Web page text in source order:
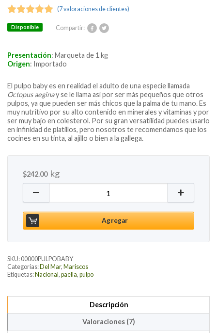
Compartir:
Valorado
5.00sobre
5 basado
en7
puntuaciones
(7valoraciones de clientes)
Disponible
Presentación: Marqueta de 1 kg
Origen: Importado
El pulpo baby es en realidad el adulto de una especie llamada
Octopus aeginay se le llama así por ser más pequeños que otros
pulpos, ya que pueden ser más chicos que la palma de tu mano. Es
muy nutritivo por su alto contenido en minerales y vitaminas y por
ser muy bajo en colesterol. Por su gran versatilidad puedes usarlo
en infinidad de platillos, pero nosotros te recomendamos que los
cocines en su tinta, al ajillo o bien a la gallega.
$242.00 kg
Agregar
SKU: 00000PULPOBABY
Categorías: Del Mar, Mariscos
Etiquetas: Nacional , paella, pulpo
Descripción
Valoraciones (7)